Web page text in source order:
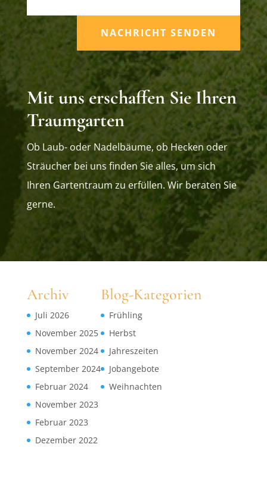
NACHRICHT SENDEN
Mit uns erschaffen Sie Ihren
Traumgarten
Ob Laub- oder Nadelbäume, ob Hecken oder
Sträucher bei uns finden Sie alles, um sich
Ihren Gartentraum zu erfüllen. Wir beraten Sie
gerne.
Archiv
Juli 2026
November 2025
November 2024
September 2024
Februar 2024
November 2023
Februar 2023
Dezember 2022
Blog-Kategorien
Frühling
Herbst
Jahreszeiten
Jobangebote
Weihnachten